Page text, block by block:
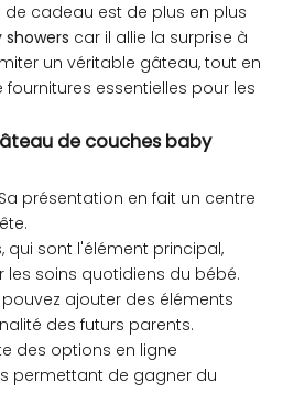
cadeau est de plus en plus
showers car il allie la surprise à
un véritable gâteau, tout en
essentielles pour les
de couches baby
Sa présentation en fait un centre
qui sont l'élément principal,
les soins quotidiens du bébé.
ajouter des éléments
des futurs parents.
des options en ligne
permettant de gagner du